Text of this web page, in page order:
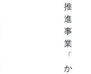
推
進
事
業
「
か